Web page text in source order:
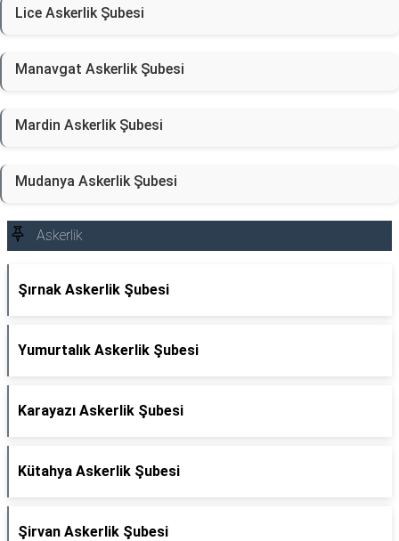
Lice Askerlik Şubesi
Manavgat Askerlik Şubesi
Mardin Askerlik Şubesi
Mudanya Askerlik Şubesi
Askerlik
Şırnak Askerlik Şubesi
Yumurtalık Askerlik Şubesi
Karayazı Askerlik Şubesi
Kütahya Askerlik Şubesi
Şirvan Askerlik Şubesi